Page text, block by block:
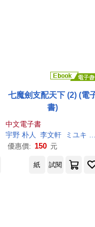
七魔劍支配天下 (2) (電
書)
中文電子書
宇野 朴人 李文軒
ミユキ ルリア
優惠價: 150 元
紙 試閱